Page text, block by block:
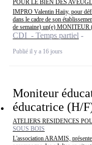
POUR LE BIEN DES
IMPRO Valentin Haüy, pour
dans le cadre de son
de semaine) un(e) MONITEUR
CDI - Temps partiel
Publié il y a 16 jours
Moniteur
éducatrice (H/
ATELIERS RESIDENCES
SOUS BOIS
L'association ARAMIS,